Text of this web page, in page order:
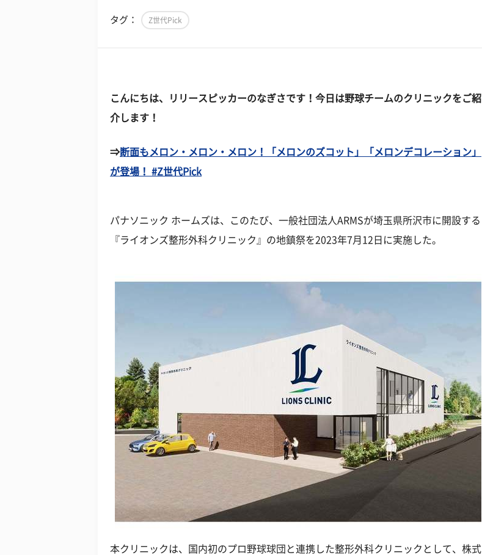
タグ： Z世代Pick
こんにちは、リリースピッカーのなぎさです！今日は野球チームのクリニックをご紹
介します！
⇒断面もメロン・メロン・メロン！「メロンのズコット」「メロンデコレーション」
が登場！ #Z世代Pick
パナソニック ホームズは、このたび、一般社団法人ARMSが埼玉県所沢市に開設する
『ライオンズ整形外科クリニック』の地鎮祭を2023年7月12日に実施した。
本クリニックは、国内初のプロ野球球団と連携した整形外科クリニックとして、株式